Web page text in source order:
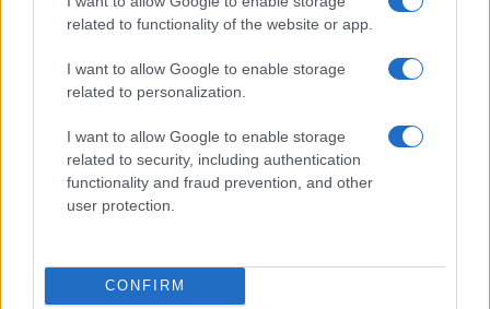
related to functionality of the website or app.
I want to allow Google to enable storage
related to personalization.
I want to allow Google to enable storage
related to security, including authentication
functionality and fraud prevention, and other
user protection.
CONFIRM